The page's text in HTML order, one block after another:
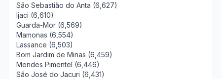
São Sebastião do Anta (6,627)
Ijaci (6,610)
Guarda-Mor (6,569)
Mamonas (6,554)
Lassance (6,503)
Bom Jardim de Minas (6,459)
Mendes Pimentel (6,446)
São José do Jacuri (6,431)